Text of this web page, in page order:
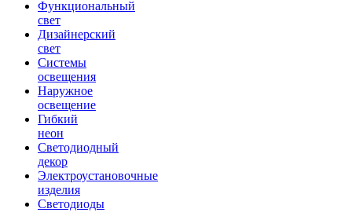
Функциональный
свет
Дизайнерский
свет
Системы
освещения
Наружное
освещение
Гибкий
неон
Светодиодный
декор
Электроустановочные
изделия
Светодиоды